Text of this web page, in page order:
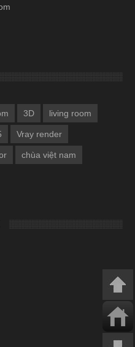
3D living room
Vray render
chùa việt nam